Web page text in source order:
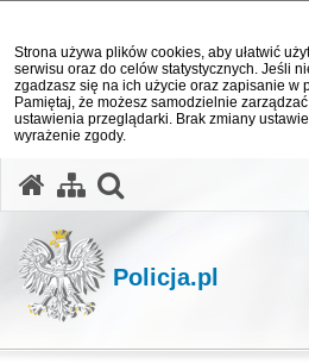
Strona używa plików cookies, aby ułatwić
serwisu oraz do celów statystycznych. Jeśli
zgadzasz się na ich użycie oraz zapisanie w
Pamiętaj, że możesz samodzielnie
ustawienia przeglądarki. Brak zmiany
wyrażenie zgody.
Policja.pl